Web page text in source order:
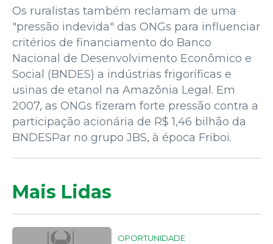
Os ruralistas também reclamam de uma
"pressão indevida" das ONGs para influenciar
critérios de financiamento do Banco
Nacional de Desenvolvimento Econômico e
Social (BNDES) a indústrias frigoríficas e
usinas de etanol na Amazônia Legal. Em
2007, as ONGs fizeram forte pressão contra a
participação acionária de R$ 1,46 bilhão da
BNDESPar no grupo JBS, à época Friboi.
Mais Lidas
OPORTUNIDADE